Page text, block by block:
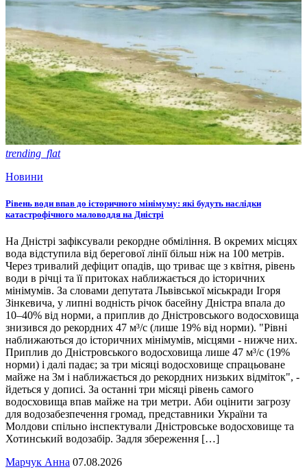
trending_flat
Новини
Рівень води впав до історичного мінімуму: які будуть наслідки
катастрофічного маловоддя на Дністрі
На Дністрі зафіксували рекордне обміління. В окремих місцях
вода відступила від берегової лінії більш ніж на 100 метрів.
Через тривалий дефіцит опадів, що триває ще з квітня, рівень
води в річці та її притоках наближається до історичних
мінімумів. За словами депутата Львівської міськради Ігоря
Зінкевича, у липні водність річок басейну Дністра впала до
10–40% від норми, а приплив до Дністровського водосховища
знизився до рекордних 47 м³/с (лише 19% від норми). "Рівні
наближаються до історичних мінімумів, місцями - нижче них.
Приплив до Дністровського водосховища лише 47 м³/с (19%
норми) і далі падає; за три місяці водосховище спрацьоване
майже на 3м і наближається до рекордних низьких відміток", -
йдеться у дописі. За останні три місяці рівень самого
водосховища впав майже на три метри. Аби оцінити загрозу
для водозабезпечення громад, представники України та
Молдови спільно інспектували Дністровське водосховище та
Хотинський водозабір. Задля збереження […]
Марчук Анна 07.08.2026